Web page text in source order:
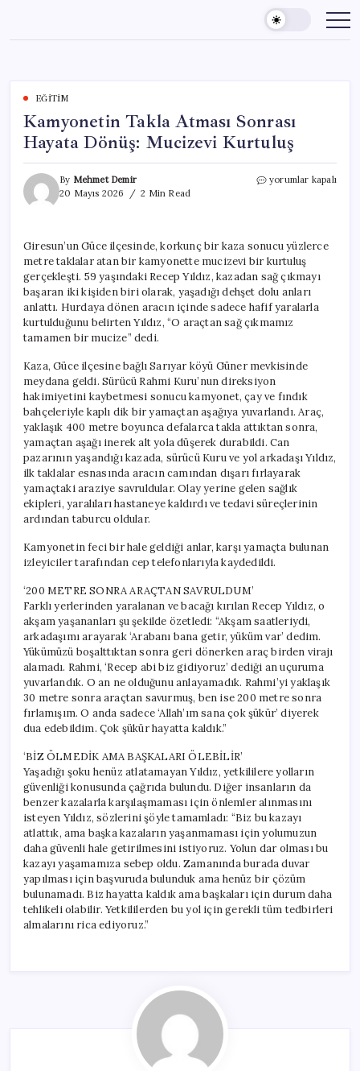
content
EĞITIM
Kamyonetin Takla Atması Sonrası
Hayata Dönüş: Mucizevi Kurtuluş
By Mehmet Demir
20 Mayıs 2026
2 Min Read
Kamyonetin
Dönüş:
Mucizevi
Kurtuluş
için
yorumlar kapalı
Giresun’un Güce ilçesinde, korkunç bir kaza sonucu yüzlerce
metre taklalar atan bir kamyonette mucizevi bir kurtuluş
gerçekleşti. 59 yaşındaki Recep Yıldız, kazadan sağ çıkmayı
başaran iki kişiden biri olarak, yaşadığı dehşet dolu anları
anlattı. Hurdaya dönen aracın içinde sadece hafif yaralarla
kurtulduğunu belirten Yıldız, “O araçtan sağ çıkmamız
tamamen bir mucize” dedi.
Kaza, Güce ilçesine bağlı Sarıyar köyü Güner mevkisinde
meydana geldi. Sürücü Rahmi Kuru’nun direksiyon
hakimiyetini kaybetmesi sonucu kamyonet, çay ve fındık
bahçeleriyle kaplı dik bir yamaçtan aşağıya yuvarlandı. Araç,
yaklaşık 400 metre boyunca defalarca takla attıktan sonra,
yamaçtan aşağı inerek alt yola düşerek durabildi. Can
pazarının yaşandığı kazada, sürücü Kuru ve yol arkadaşı Yıldız,
ilk taklalar esnasında aracın camından dışarı fırlayarak
yamaçtaki araziye savruldular. Olay yerine gelen sağlık
ekipleri, yaralıları hastaneye kaldırdı ve tedavi süreçlerinin
ardından taburcu oldular.
Kamyonetin feci bir hale geldiği anlar, karşı yamaçta bulunan
izleyiciler tarafından cep telefonlarıyla kaydedildi.
‘200 METRE SONRA ARAÇTAN SAVRULDUM’
Farklı yerlerinden yaralanan ve bacağı kırılan Recep Yıldız, o
akşam yaşananları şu şekilde özetledi: “Akşam saatleriydi,
arkadaşımı arayarak ‘Arabanı bana getir, yüküm var’ dedim.
Yükümüzü boşalttıktan sonra geri dönerken araç birden virajı
alamadı. Rahmi, ‘Recep abi biz gidiyoruz’ dediği an uçuruma
yuvarlandık. O an ne olduğunu anlayamadık. Rahmi’yi yaklaşık
30 metre sonra araçtan savurmuş, ben ise 200 metre sonra
fırlamışım. O anda sadece ‘Allah’ım sana çok şükür’ diyerek
dua edebildim. Çok şükür hayatta kaldık.”
‘BİZ ÖLMEDİK AMA BAŞKALARI ÖLEBİLİR’
Yaşadığı şoku henüz atlatamayan Yıldız, yetkililere yolların
güvenliği konusunda çağrıda bulundu. Diğer insanların da
benzer kazalarla karşılaşmaması için önlemler alınmasını
isteyen Yıldız, sözlerini şöyle tamamladı: “Biz bu kazayı
atlattık, ama başka kazaların yaşanmaması için yolumuzun
daha güvenli hale getirilmesini istiyoruz. Yolun dar olması bu
kazayı yaşamamıza sebep oldu. Zamanında burada duvar
yapılması için başvuruda bulunduk ama henüz bir çözüm
bulunamadı. Biz hayatta kaldık ama başkaları için durum daha
tehlikeli olabilir. Yetkililerden bu yol için gerekli tüm tedbirleri
almalarını rica ediyoruz.”